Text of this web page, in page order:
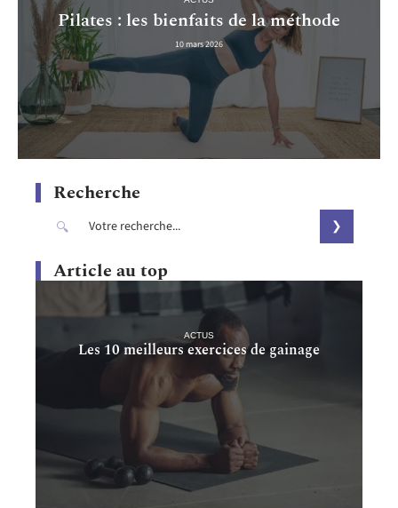
Pilates : les bienfaits de la méthode
10 mars 2026
Recherche
Article au top
ACTUS
Les 10 meilleurs exercices de gainage